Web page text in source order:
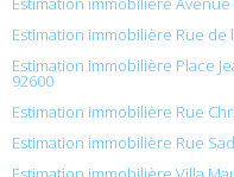
Estimation immobilière Rue de
Estimation immobilière Place
92600
Estimation immobilière Rue
Estimation immobilière Rue